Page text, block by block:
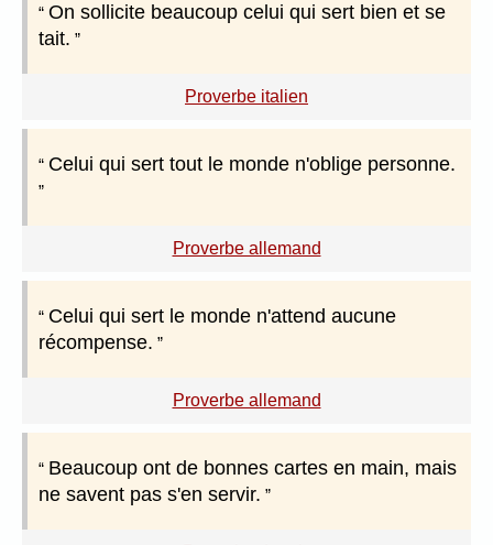
On sollicite beaucoup celui qui sert bien et se
tait.
Proverbe italien
Celui qui sert tout le monde n'oblige personne.
Proverbe allemand
Celui qui sert le monde n'attend aucune
récompense.
Proverbe allemand
Beaucoup ont de bonnes cartes en main, mais
ne savent pas s'en servir.